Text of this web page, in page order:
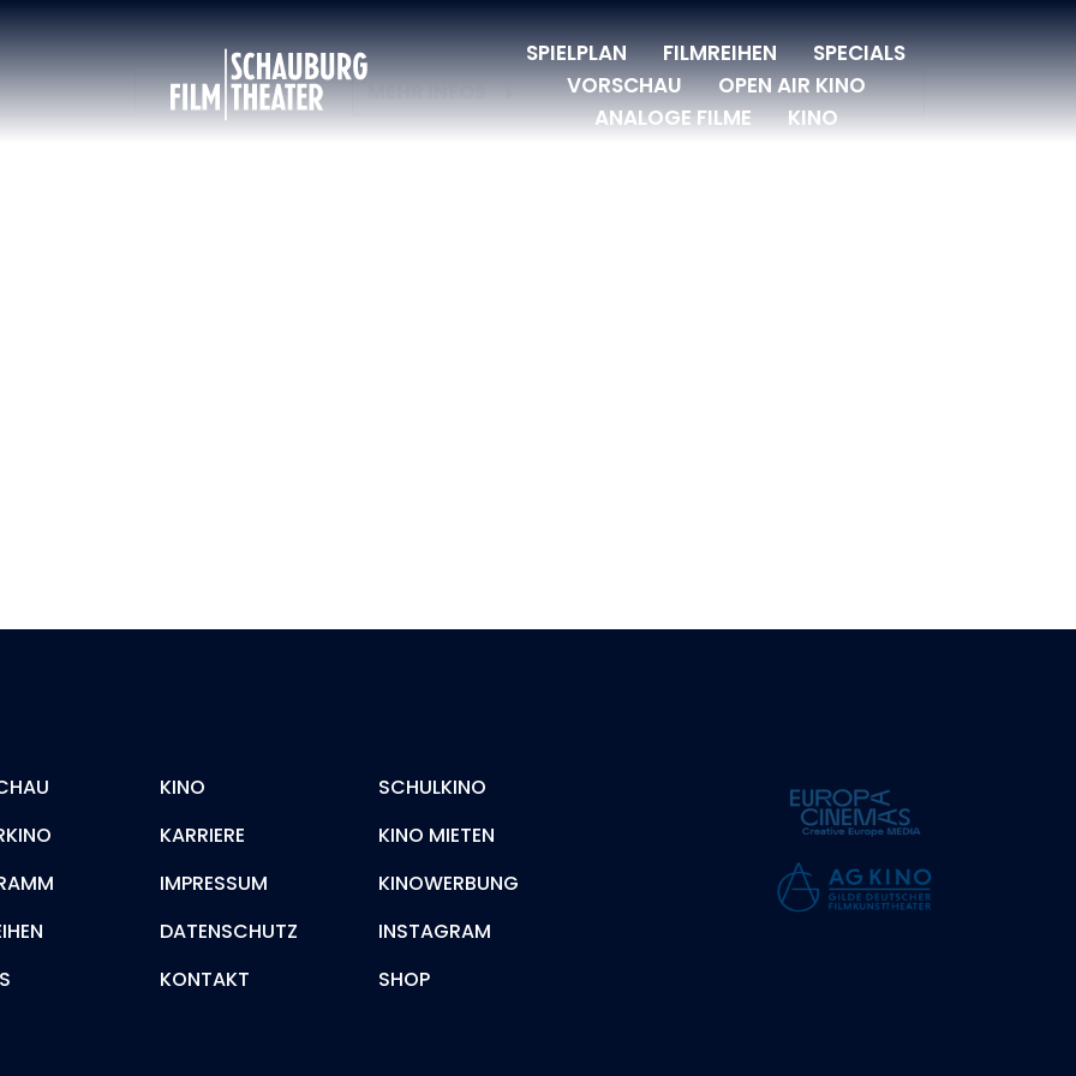
Schauburg SPIELPLAN FILMREIHEN
SPECIALS
VORSCHAU
OPEN AIR KINO
ANALOGE FILME
KINO
MEHR DAS IDEALE GESCHENK FÜR CINEASTEN
MEHR INFOS
KINO
KARRIERE
IMPRESSUM
DATENSCHUTZ
KONTAKT
SCHULKINO
KINO MIETEN
KINOWERBUNG
INSTAGRAM
SHOP